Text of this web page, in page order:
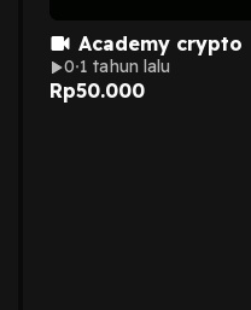
Academy crypto
0 1 tahun lalu
Rp50.000